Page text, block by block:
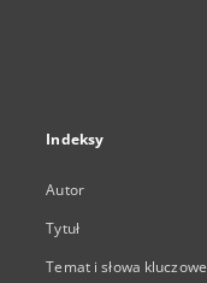
Indeksy
Autor
Tytuł
Temat i słowa kluczowe